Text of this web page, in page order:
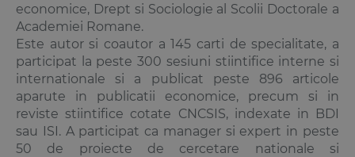
economice, Drept si Sociologie al Scolii Doctorale a
Academiei Romane.
Este autor si coautor a 145 carti de specialitate, a
participat la peste 300 sesiuni stiintifice interne si
internationale si a publicat peste 896 articole
aparute in publicatii economice, precum si in
reviste stiintifice cotate CNCSIS, indexate in BDI
sau ISI. A participat ca manager si expert in peste
50 de proiecte de cercetare nationale si